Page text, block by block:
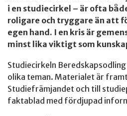
i en studiecirkel – är ofta
roligare och tryggare än att
egen hand. I en kris är
minst lika viktigt som
Studiecirkeln
olika teman. Materialet är
Studiefrämjandet och till
faktablad med fördjupad